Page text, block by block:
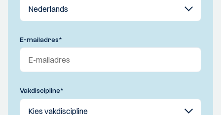
E-mailadres*
Vakdiscipline*